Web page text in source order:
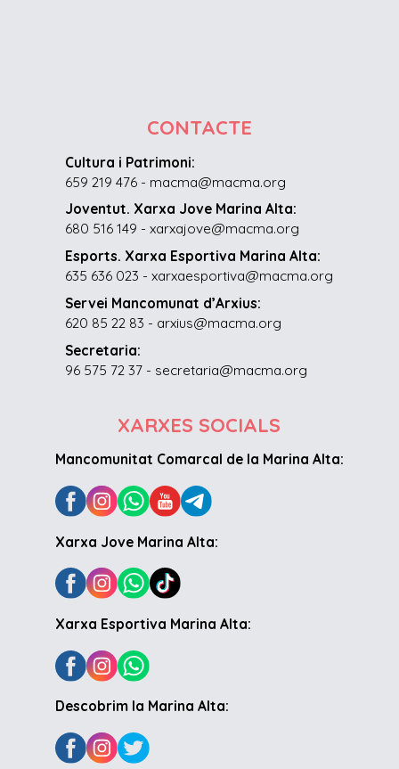
CONTACTE
Cultura i Patrimoni:
659 219 476 - macma@macma.org
Joventut. Xarxa Jove Marina Alta:
680 516 149 - xarxajove@macma.org
Esports. Xarxa Esportiva Marina Alta:
635 636 023 - xarxaesportiva@macma.org
Servei Mancomunat d’Arxius:
620 85 22 83 - arxius@macma.org
Secretaria:
96 575 72 37 - secretaria@macma.org
XARXES SOCIALS
Mancomunitat Comarcal de la Marina Alta:
Xarxa Jove Marina Alta:
Xarxa Esportiva Marina Alta:
Descobrim la Marina Alta: